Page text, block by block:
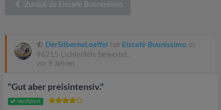
Zurück zu Eiscafé Buonissimo
DerSilberneLoeffel hat Eiscafé Buonissimo in
96215 Lichtenfels bewertet.
vor 9 Jahren
"Gut aber preisintensiv."
Verifiziert
a